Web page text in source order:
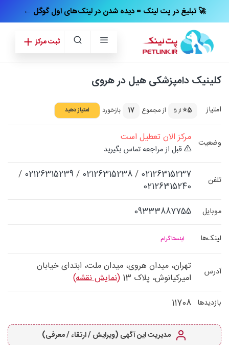
← تبلیغ در پت‌ لینک = دیده شدن در لینک‌های اول گوگل 🚀
ثبت مرکز
کلینیک دامپزشکی هیل در هروی
امتیاز 5⭐ از 5 از مجموع 17 بازخورد امتیاز دهید
وضعیت مرکز الان تعطیل است
قبل از مراجعه تماس بگیرید
تلفن 02126315237
/
02126315238
/
02126315239
/
02126315240
موبایل 09333887755
لینک‌ها اینستاگرام
آدرس
تهران، میدان هروی، میدان ملت، ابتدای خیابان
امیرکیانوش، پلاک 13
(نمایش نقشه)
بازدیدها 11708
مدیریت این آگهی (ویرایش / ارتقاء / معرفی)